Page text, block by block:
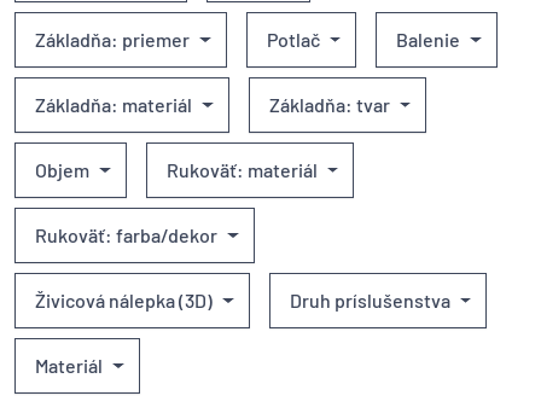
Základňa: priemer Potlač Balenie
Základňa: materiál Základňa: tvar
Objem Rukoväť: materiál
Rukoväť: farba/dekor
Živicová nálepka (3D) Druh príslušenstva
Materiál